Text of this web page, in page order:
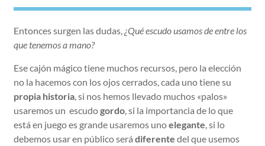
Entonces surgen las dudas, ¿Qué escudo usamos de entre los
que tenemos a mano?
Ese cajón mágico tiene muchos recursos, pero la elección
no la hacemos con los ojos cerrados, cada uno tiene su
propia historia , si nos hemos llevado muchos «palos»
usaremos un escudogordo , si la importancia de lo que
está en juego es grande usaremos unoelegante , si lo
debemos usar en público serádiferente del que usemos